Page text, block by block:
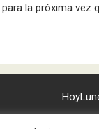
la próxima vez